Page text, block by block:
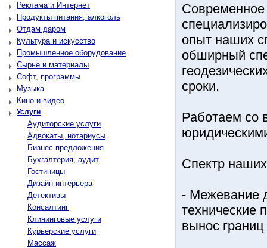
Реклама и Интернет
Продукты питания, алкоголь
Отдам даром
Культура и искусство
Промышленное оборудование
Сырье и материалы
Софт, программы
Музыка
Кино и видео
Услуги
Аудиторские услуги
Адвокаты, нотариусы
Бизнес предложения
Бухгалтерия, аудит
Гостиницы
Дизайн интерьера
Детективы
Консалтинг
Клининговые услуги
Курьерские услуги
Массаж
Современное
опыт наших
обширный
сроки.
Работаем со
Спектр наших
- Межевание
технические
вынос